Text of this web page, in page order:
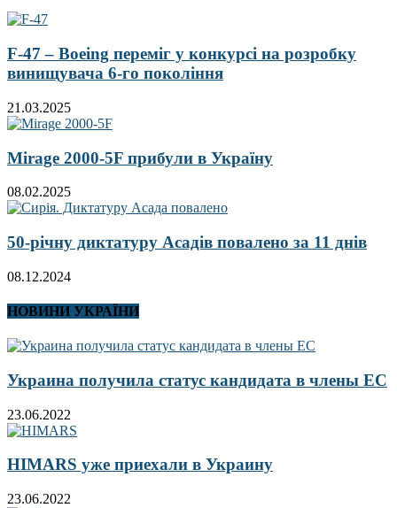
F-47 – Boeing переміг у конкурсі на розробку
винищувача 6-го покоління
21.03.2025
Mirage 2000-5F прибули в Україну
08.02.2025
50-річну диктатуру Асадів повалено за 11 днів
08.12.2024
НОВИНИ УКРАЇНИ
Украина получила статус кандидата в члены ЕС
23.06.2022
HIMARS уже приехали в Украину
23.06.2022